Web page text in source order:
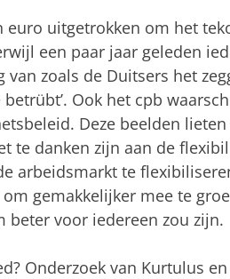
uitgetrokken om het
een paar jaar geleden
zoals de Duitsers het
betrübt’. Ook het cpb
Deze beelden
te danken zijn aan de
arbeidsmarkt te
gemakkelijker mee te
beter voor iedereen zou zijn.
Onderzoek van Kurtulus